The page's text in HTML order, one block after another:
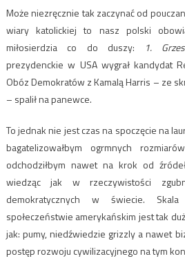
Może niezręcznie tak zaczynać od
wiary katolickiej to nasz polski
miłosierdzia co do duszy:
1.
prezydenckie w USA wygrał kandydat
Obóz Demokratów z Kamalą Harris – ze
– spalił na panewce.
To jednak nie jest czas na spoczęcie na
bagatelizowałbym ogrmnych
odchodziłbym nawet na krok od
wiedząc jak w rzeczywistości
demokratycznych w świecie.
społeczeństwie amerykańskim jest tak
jak: pumy, niedźwiedzie grizzly a nawet
postęp rozwoju cywilizacyjnego na tym